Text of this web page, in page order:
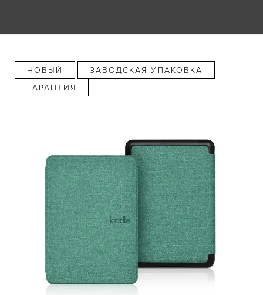
НОВЫЙ
ЗАВОДСКАЯ УПАКОВКА
ГАРАНТИЯ